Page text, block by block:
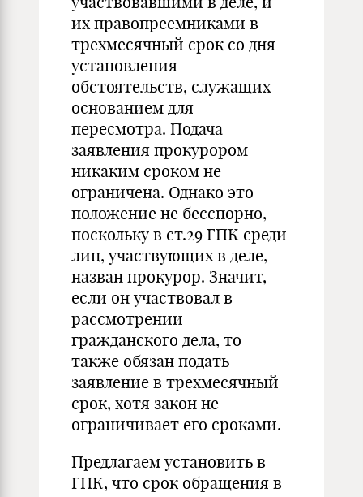
их правопреемниками в
трехмесячный срок со дня
установления
обстоятельств, служащих
основанием для
пересмотра. Подача
заявления прокурором
никаким сроком не
ограничена. Однако это
положение не бесспорно,
поскольку в ст.29 ГПК среди
лиц, участвующих в деле,
назван прокурор. Значит,
если он участвовал в
рассмотрении
гражданского дела, то
также обязан подать
заявление в трехмесячный
срок, хотя закон не
ограничивает его сроками.
Предлагаем установить в
ГПК, что срок обращения в